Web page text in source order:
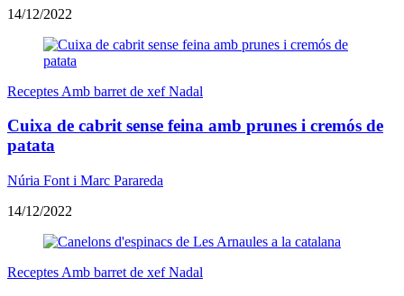
14/12/2022
Receptes Amb barret de xef Nadal
Cuixa de cabrit sense feina amb prunes i cremós de
patata
Núria Font i Marc Parareda
14/12/2022
Receptes Amb barret de xef Nadal